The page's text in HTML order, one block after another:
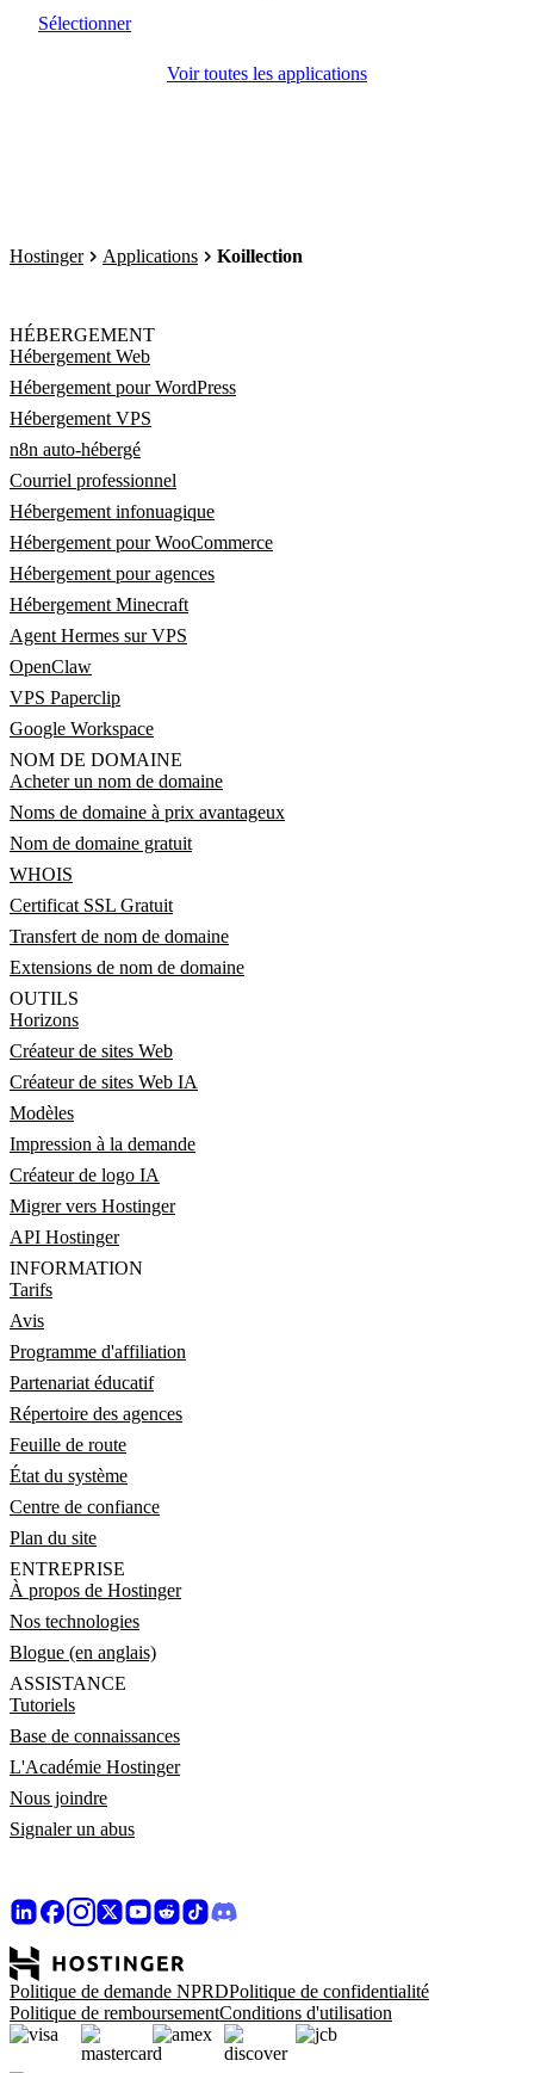
Sélectionner
Voir toutes les applications
Hostinger Applications Koillection
HÉBERGEMENT
Hébergement Web
Hébergement pour WordPress
Hébergement VPS
n8n auto-hébergé
Courriel professionnel
Hébergement infonuagique
Hébergement pour WooCommerce
Hébergement pour agences
Hébergement Minecraft
Agent Hermes sur VPS
OpenClaw
VPS Paperclip
Google Workspace
NOM DE DOMAINE
Acheter un nom de domaine
Noms de domaine à prix avantageux
Nom de domaine gratuit
WHOIS
Certificat SSL Gratuit
Transfert de nom de domaine
Extensions de nom de domaine
OUTILS
Horizons
Créateur de sites Web
Créateur de sites Web IA
Modèles
Impression à la demande
Créateur de logo IA
Migrer vers Hostinger
API Hostinger
INFORMATION
Tarifs
Avis
Programme d'affiliation
Partenariat éducatif
Répertoire des agences
Feuille de route
État du système
Centre de confiance
Plan du site
ENTREPRISE
À propos de Hostinger
Nos technologies
Blogue (en anglais)
ASSISTANCE
Tutoriels
Base de connaissances
L'Académie Hostinger
Nous joindre
Signaler un abus
Politique de demande NPRDPolitique de confidentialité
Politique de remboursementConditions d'utilisation